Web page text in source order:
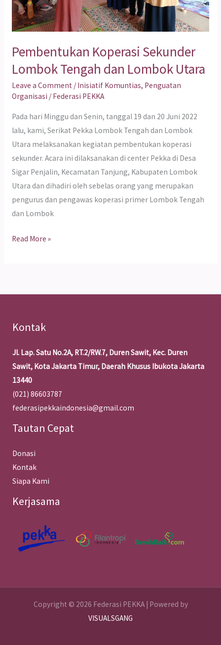
Pembentukan Koperasi Sekunder
Lombok Tengah dan Lombok Utara
Leave a Comment / Inisiatif Komuntias, Penguatan
Organisasi / Federasi PEKKA
Pada hari Minggu dan Senin, tanggal 19 dan 20 Juni 2022
lalu, kami, Serikat Pekka Lombok Tengah dan Lombok
Utara melaksanakan kegiatan pembentukan koperasi
sekunder. Acara ini dilaksanakan di center Pekka di Desa
Sigar Penjalin, Kecamatan Tanjung, Kabupaten Lombok
Utara dan dihadiri oleh sebelas orang yang merupakan
pengurus dan pengawas koperasi primer Lombok Tengah
dan Lombok
Read More »
Kontak
Jl. Lap. Satu No.2A, RT.2/RW.7, Duren Sawit, Kec. Duren
Sawit, Kota Jakarta Timur, Daerah Khusus Ibukota Jakarta
13440
(021) 86603787
federasipekkaindonesia@gmail.com
Tautan Cepat
Donasi
Kontak
Siapa Kami
Kerjasama
Copyright © 2026 Federasi PEKKA | Powered by
VISUALSGANG